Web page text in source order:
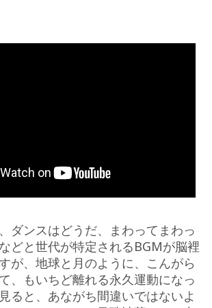
ダンスはどうだ、まわってまわっ
どと世代が特定されるBGMが脳裡
が、地球と月のように、こんがら
、もいちど離れる永久運動になっ
ると、あながち間違いではないよ